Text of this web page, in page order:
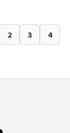
2 3 4